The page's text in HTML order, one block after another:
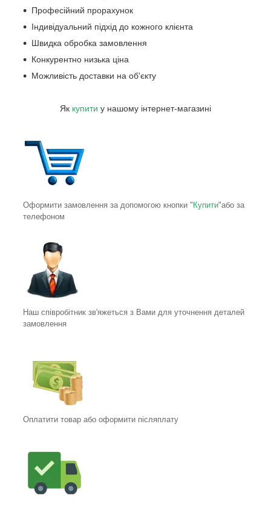
Професійний прорахунок
Індивідуальний підхід до кожного клієнта
Швидка обробка замовлення
Конкурентно низька ціна
Можливість доставки на об'єкту
Як купити у нашому інтернет-магазині
Оформити замовлення за допомогою кнопки " Купити"або за
телефоном
Наш співробітник зв'яжеться з Вами для уточнення деталей
замовлення
Оплатити товар або оформити післяплату